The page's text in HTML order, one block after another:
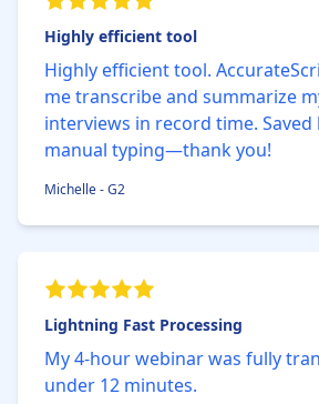
Highly efficient tool
Highly efficient tool.
me transcribe and summarize
interviews in record time.
manual typing—thank you!
Michelle - G2
Lightning Fast Processing
My 4-hour webinar was fully
under 12 minutes.